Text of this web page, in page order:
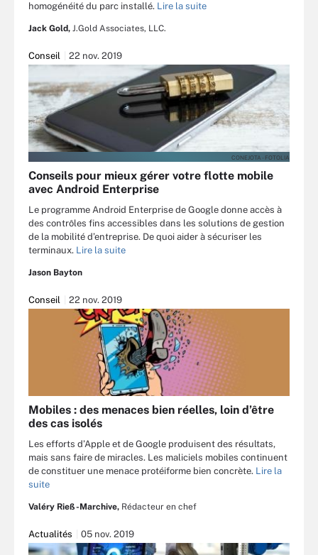
homogénéité du parc installé. Lire la suite
Jack Gold, J.Gold Associates, LLC.
Conseil 22 nov. 2019
CONEJOTA - FOTOLIA
Conseils pour mieux gérer votre flotte mobile
avec Android Enterprise
Le programme Android Enterprise de Google donne accès à
des contrôles fins accessibles dans les solutions de gestion
de la mobilité d’entreprise. De quoi aider à sécuriser les
terminaux. Lire la suite
Jason Bayton
Conseil 22 nov. 2019
Mobiles : des menaces bien réelles, loin d’être
des cas isolés
Les efforts d’Apple et de Google produisent des résultats,
mais sans faire de miracles. Les maliciels mobiles continuent
de constituer une menace protéiforme bien concrète. Lire la
suite
Valéry Rieß-Marchive, Rédacteur en chef
Actualités 05 nov. 2019